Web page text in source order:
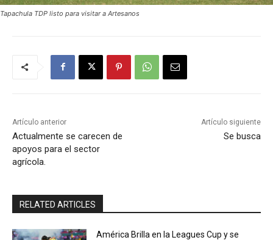
Tapachula TDP listo para visitar a Artesanos
Artículo anterior
Actualmente se carecen de
apoyos para el sector
agrícola.
Artículo siguiente
Se busca
RELATED ARTICLES
América Brilla en la Leagues Cup y se